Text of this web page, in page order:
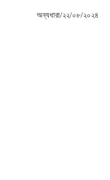
অন্যধারা/২২/০৮/২০২৪